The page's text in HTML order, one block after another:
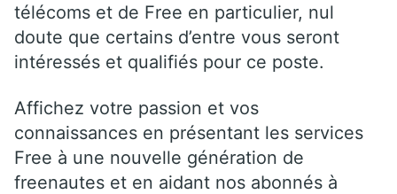
télécoms et de Free en particulier, nul
doute que certains d’entre vous seront
intéressés et qualifiés pour ce poste.
Affichez votre passion et vos
connaissances en présentant les services
Free à une nouvelle génération de
freenautes et en aidant nos abonnés à